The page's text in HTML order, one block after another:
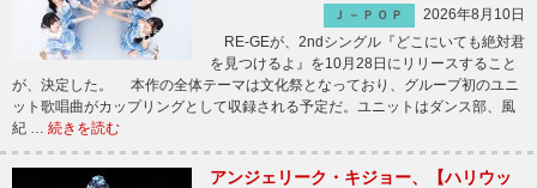
Ｊ－ＰＯＰ
2026年8月10日
RE-GEが、2ndシングル『どこにいても絶対君
を見つけるよ』を10月28日にリリースすること
が、決定した。 本作の全体テーマは文化祭となっており、グループ初のユニ
ット歌唱曲がカップリングとして収録される予定だ。ユニットはダンス部、風
紀 … 続きを読む
アンジェリーク・キジョー、【ハリウッ